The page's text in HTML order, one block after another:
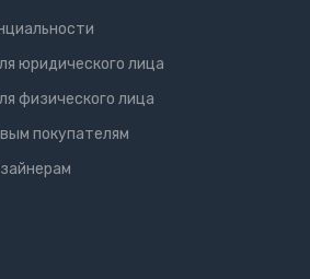
юридического лица
физического лица
покупателям